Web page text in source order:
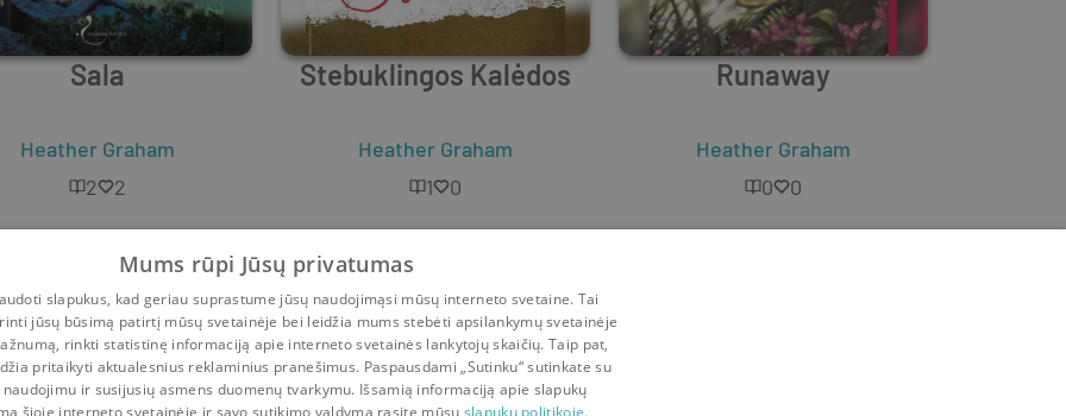
Sala
Heather Graham
2
2
Stebuklingos Kalėdos
Heather Graham
1
0
Runaway
Heather Graham
0
0
Mums rūpi Jūsų privatumas
slapukus, kad geriau suprastume jūsų naudojimąsi mūsų interneto svetaine. Tai
jūsų būsimą patirtį mūsų svetainėje bei leidžia mums stebėti apsilankymų svetainėje
rinkti statistinę informaciją apie interneto svetainės lankytojų skaičių. Taip pat,
pritaikyti aktualesnius reklaminius pranešimus. Paspausdami „Sutinku“ sutinkate su
ir susijusių asmens duomenų tvarkymu. Išsamią informaciją apie slapukų
šioje interneto svetainėje ir savo sutikimo valdymą rasite mūsų slapukų politikoje.